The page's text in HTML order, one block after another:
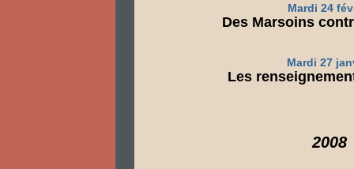
Mardi 24
Des Marsoins
Mardi 27
Les
2008